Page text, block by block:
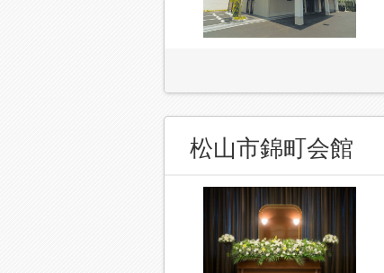
松山市錦町会館